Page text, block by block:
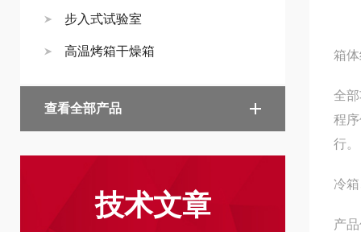
步入式试验室
高温烤箱干燥箱
查看全部产品
技术文章
箱
全
程
行。
冷
产